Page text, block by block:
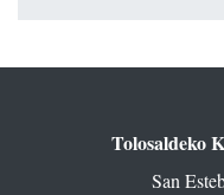
Tolosaldeko
San